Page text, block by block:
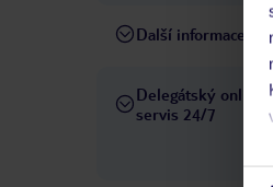
Další informace
Delegátský online
servis 24/7